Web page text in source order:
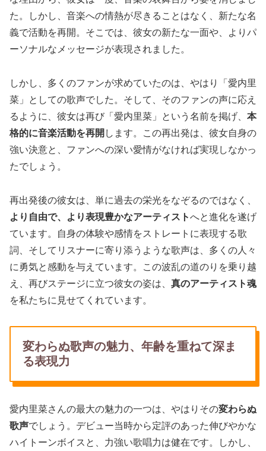
た。しかし、音楽への情熱が尽きることはなく、新たな名
義で活動を再開。そこでは、彼女の新たな一面や、よりパ
ーソナルなメッセージが表現されました。
しかし、多くのファンが求めていたのは、やはり「愛内里
菜」としての歌声でした。そして、そのファンの声に応え
るように、彼女は再び「愛内里菜」という名前を掲げ、 本
格的に音楽活動を再開 します。この再出発は、彼女自身の
強い決意と、ファンへの深い愛情がなければ実現しなかっ
たでしょう。
再出発後の彼女は、単に過去の栄光をなぞるのではなく、
より自由で、より表現豊かなアーティストへと進化を遂げ
ています。自身の体験や感情をストレートに表現する歌
詞、そしてリスナーに寄り添うような歌声は、多くの人々
に勇気と感動を与えています。この波乱の道のりを乗り越
え、再びステージに立つ彼女の姿は、 真のアーティスト魂
を私たちに見せてくれています。
変わらぬ歌声の魅力、年齢を重ねて深ま
る表現力
愛内里菜さんの最大の魅力の一つは、やはりその変わらぬ
歌声でしょう。デビュー当時から定評のあった伸びやかな
ハイトーンボイスと、力強い歌唱力は健在です。しかし、